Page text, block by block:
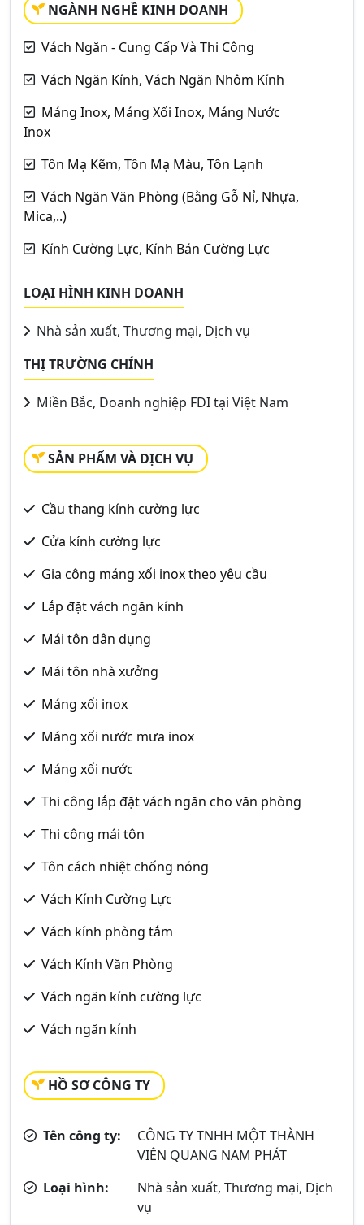
NGÀNH NGHỀ KINH DOANH
Vách Ngăn - Cung Cấp Và Thi Công
Vách Ngăn Kính, Vách Ngăn Nhôm Kính
Máng Inox, Máng Xối Inox, Máng Nước
Inox
Tôn Mạ Kẽm, Tôn Mạ Màu, Tôn Lạnh
Vách Ngăn Văn Phòng (Bằng Gỗ Nỉ, Nhựa,
Mica,..)
Kính Cường Lực, Kính Bán Cường Lực
LOẠI HÌNH KINH DOANH
Nhà sản xuất, Thương mại, Dịch vụ
THỊ TRƯỜNG CHÍNH
Miền Bắc, Doanh nghiệp FDI tại Việt Nam
SẢN PHẨM VÀ DỊCH VỤ
Cầu thang kính cường lực
Cửa kính cường lực
Gia công máng xối inox theo yêu cầu
Lắp đặt vách ngăn kính
Mái tôn dân dụng
Mái tôn nhà xưởng
Máng xối inox
Máng xối nước mưa inox
Máng xối nước
Thi công lắp đặt vách ngăn cho văn phòng
Thi công mái tôn
Tôn cách nhiệt chống nóng
Vách Kính Cường Lực
Vách kính phòng tắm
Vách Kính Văn Phòng
Vách ngăn kính cường lực
Vách ngăn kính
HỒ SƠ CÔNG TY
Tên công ty:
CÔNG TY TNHH MỘT THÀNH
VIÊN QUANG NAM PHÁT
Loại hình:
Nhà sản xuất, Thương mại, Dịch
vụ